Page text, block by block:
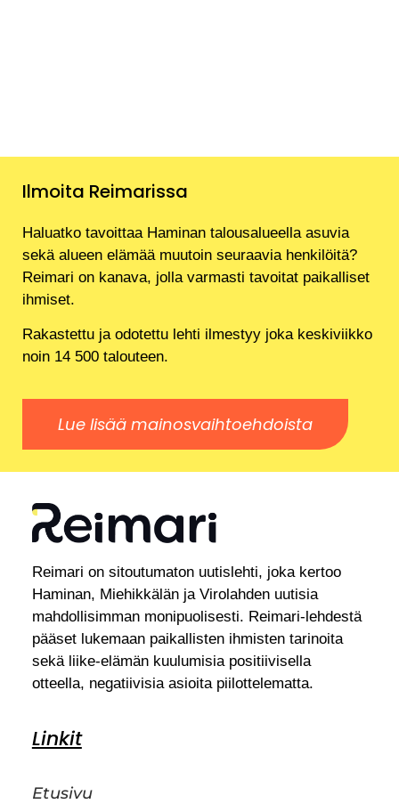
Ilmoita Reimarissa
Haluatko tavoittaa Haminan talousalueella asuvia
sekä alueen elämää muutoin seuraavia henkilöitä?
Reimari on kanava, jolla varmasti tavoitat paikalliset
ihmiset.
Rakastettu ja odotettu lehti ilmestyy joka keskiviikko
noin 14 500 talouteen.
Lue lisää mainosvaihtoehdoista
Reimari on sitoutumaton uutislehti, joka kertoo
Haminan, Miehikkälän ja Virolahden uutisia
mahdollisimman monipuolisesti. Reimari-lehdestä
pääset lukemaan paikallisten ihmisten tarinoita
sekä liike-elämän kuulumisia positiivisella
otteella, negatiivisia asioita piilottelematta.
Linkit
Etusivu